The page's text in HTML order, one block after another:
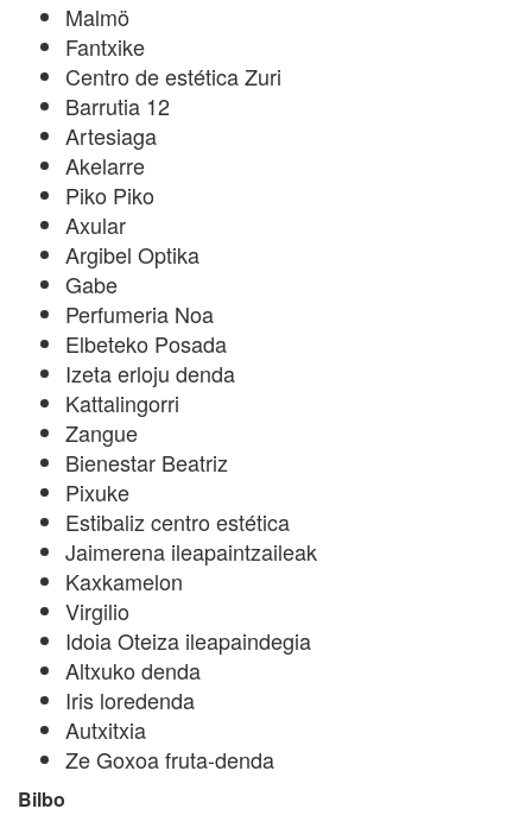
Malmö
Fantxike
Centro de estética Zuri
Barrutia 12
Artesiaga
Akelarre
Piko Piko
Axular
Argibel Optika
Gabe
Perfumeria Noa
Elbeteko Posada
Izeta erloju denda
Kattalingorri
Zangue
Bienestar Beatriz
Pixuke
Estibaliz centro estética
Jaimerena ileapaintzaileak
⁠Kaxkamelon
Virgilio
Idoia Oteiza ileapaindegia
Altxuko denda
Iris loredenda
Autxitxia
Ze Goxoa fruta-denda
Bilbo